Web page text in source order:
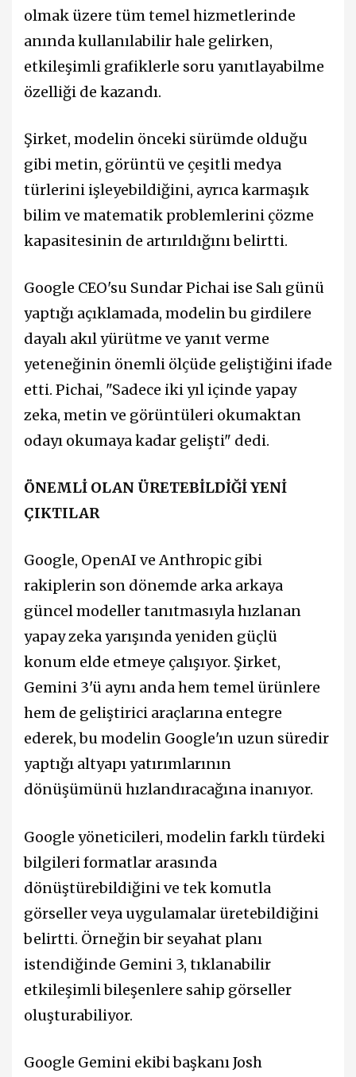
olmak üzere tüm temel hizmetlerinde
anında kullanılabilir hale gelirken,
etkileşimli grafiklerle soru yanıtlayabilme
özelliği de kazandı.
Şirket, modelin önceki sürümde olduğu
gibi metin, görüntü ve çeşitli medya
türlerini işleyebildiğini, ayrıca karmaşık
bilim ve matematik problemlerini çözme
kapasitesinin de artırıldığını belirtti.
Google CEO'su Sundar Pichai ise Salı günü
yaptığı açıklamada, modelin bu girdilere
dayalı akıl yürütme ve yanıt verme
yeteneğinin önemli ölçüde geliştiğini ifade
etti. Pichai, "Sadece iki yıl içinde yapay
zeka, metin ve görüntüleri okumaktan
odayı okumaya kadar gelişti" dedi.
ÖNEMLİ OLAN ÜRETEBİLDİĞİ YENİ
ÇIKTILAR
Google, OpenAI ve Anthropic gibi
rakiplerin son dönemde arka arkaya
güncel modeller tanıtmasıyla hızlanan
yapay zeka yarışında yeniden güçlü
konum elde etmeye çalışıyor. Şirket,
Gemini 3'ü aynı anda hem temel ürünlere
hem de geliştirici araçlarına entegre
ederek, bu modelin Google'ın uzun süredir
yaptığı altyapı yatırımlarının
dönüşümünü hızlandıracağına inanıyor.
Google yöneticileri, modelin farklı türdeki
bilgileri formatlar arasında
dönüştürebildiğini ve tek komutla
görseller veya uygulamalar üretebildiğini
belirtti. Örneğin bir seyahat planı
istendiğinde Gemini 3, tıklanabilir
etkileşimli bileşenlere sahip görseller
oluşturabiliyor.
Google Gemini ekibi başkanı Josh